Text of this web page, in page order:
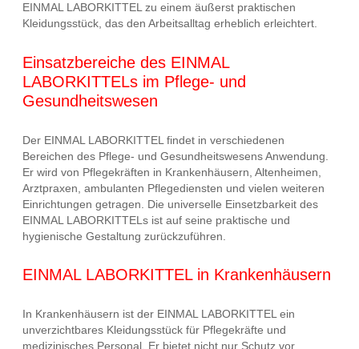
EINMAL LABORKITTEL zu einem äußerst praktischen
Kleidungsstück, das den Arbeitsalltag erheblich erleichtert.
Einsatzbereiche des EINMAL
LABORKITTELs im Pflege- und
Gesundheitswesen
Der EINMAL LABORKITTEL findet in verschiedenen
Bereichen des Pflege- und Gesundheitswesens Anwendung.
Er wird von Pflegekräften in Krankenhäusern, Altenheimen,
Arztpraxen, ambulanten Pflegediensten und vielen weiteren
Einrichtungen getragen. Die universelle Einsetzbarkeit des
EINMAL LABORKITTELs ist auf seine praktische und
hygienische Gestaltung zurückzuführen.
EINMAL LABORKITTEL in Krankenhäusern
In Krankenhäusern ist der EINMAL LABORKITTEL ein
unverzichtbares Kleidungsstück für Pflegekräfte und
medizinisches Personal. Er bietet nicht nur Schutz vor